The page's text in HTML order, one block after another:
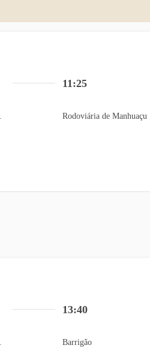
11:25
Rodoviária de Manhuaçu
13:40
Barrigão